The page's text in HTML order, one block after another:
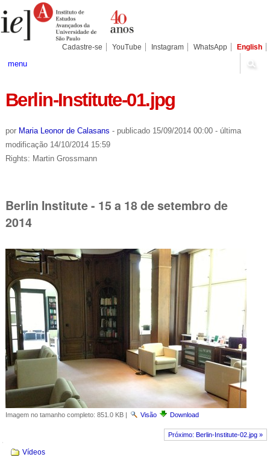
para
conteúdo.
Pessoais
Cadastre-se YouTube Instagram WhatsApp English
menu
Berlin-Institute-01.jpg
por Maria Leonor de Calasans - publicado15/09/2014 00:00 - última
modificação14/10/2014 15:59
Rights: Martin Grossmann
Berlin Institute - 15 a 18 de setembro de
2014
Imagem no tamanho completo: 851.0 KB| Visão Download
Próximo: Berlin-Institute-02.jpg »
Vídeos